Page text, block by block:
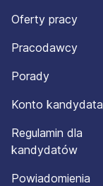
Oferty pracy
Pracodawcy
Porady
Konto kandydata
Regulamin dla
kandydatów
Powiadomienia